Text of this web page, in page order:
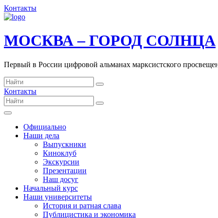
Контакты
МОСКВА – ГОРОД СОЛНЦА
Первый в России цифровой альманах марксистского
Контакты
Официально
Наши дела
Выпускники
Киноклуб
Экскурсии
Презентации
Наш досуг
Начальный курс
Наши университеты
История и ратная слава
Публицистика и экономика